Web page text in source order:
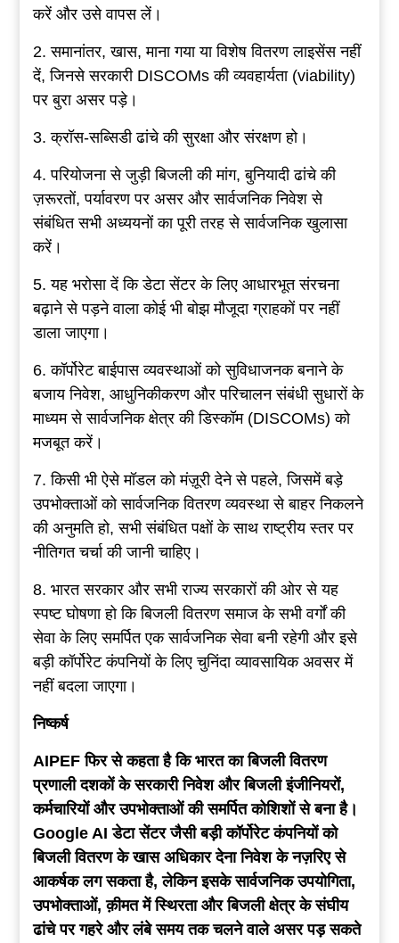
करें और उसे वापस लें।
2. समानांतर, खास, माना गया या विशेष वितरण लाइसेंस नहीं
दें, जिनसे सरकारी DISCOMs की व्यवहार्यता (viability)
पर बुरा असर पड़े।
3. क्रॉस-सब्सिडी ढांचे की सुरक्षा और संरक्षण हो।
4. परियोजना से जुड़ी बिजली की मांग, बुनियादी ढांचे की
ज़रूरतों, पर्यावरण पर असर और सार्वजनिक निवेश से
संबंधित सभी अध्ययनों का पूरी तरह से सार्वजनिक खुलासा
करें।
5. यह भरोसा दें कि डेटा सेंटर के लिए आधारभूत संरचना
बढ़ाने से पड़ने वाला कोई भी बोझ मौजूदा ग्राहकों पर नहीं
डाला जाएगा।
6. कॉर्पोरेट बाईपास व्यवस्थाओं को सुविधाजनक बनाने के
बजाय निवेश, आधुनिकीकरण और परिचालन संबंधी सुधारों के
माध्यम से सार्वजनिक क्षेत्र की डिस्कॉम (DISCOMs) को
मजबूत करें।
7. किसी भी ऐसे मॉडल को मंज़ूरी देने से पहले, जिसमें बड़े
उपभोक्ताओं को सार्वजनिक वितरण व्यवस्था से बाहर निकलने
की अनुमति हो, सभी संबंधित पक्षों के साथ राष्ट्रीय स्तर पर
नीतिगत चर्चा की जानी चाहिए।
8. भारत सरकार और सभी राज्य सरकारों की ओर से यह
स्पष्ट घोषणा हो कि बिजली वितरण समाज के सभी वर्गों की
सेवा के लिए समर्पित एक सार्वजनिक सेवा बनी रहेगी और इसे
बड़ी कॉर्पोरेट कंपनियों के लिए चुनिंदा व्यावसायिक अवसर में
नहीं बदला जाएगा।
निष्कर्ष
AIPEF फिर से कहता है कि भारत का बिजली वितरण
प्रणाली दशकों के सरकारी निवेश और बिजली इंजीनियरों,
कर्मचारियों और उपभोक्ताओं की समर्पित कोशिशों से बना है।
Google AI डेटा सेंटर जैसी बड़ी कॉर्पोरेट कंपनियों को
बिजली वितरण के खास अधिकार देना निवेश के नज़रिए से
आकर्षक लग सकता है, लेकिन इसके सार्वजनिक उपयोगिता,
उपभोक्ताओं, क़ीमत में स्थिरता और बिजली क्षेत्र के संघीय
ढांचे पर गहरे और लंबे समय तक चलने वाले असर पड़ सकते